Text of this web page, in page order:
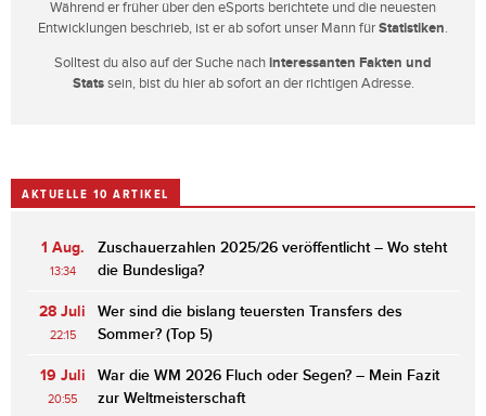
Während er früher über den eSports berichtete und die neuesten
Entwicklungen beschrieb, ist er ab sofort unser Mann fürStatistiken.
Solltest du also auf der Suche nachinteressanten Fakten und
Statssein, bist du hier ab sofort an der richtigen Adresse.
AKTUELLE 10 ARTIKEL
1 Aug.
13:34
Zuschauerzahlen 2025/26 veröffentlicht – Wo steht
die Bundesliga?
28 Juli
22:15
Wer sind die bislang teuersten Transfers des
Sommer? (Top 5)
19 Juli
20:55
War die WM 2026 Fluch oder Segen? – Mein Fazit
zur Weltmeisterschaft